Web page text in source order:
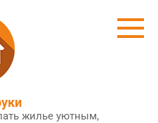
жилье уютным,